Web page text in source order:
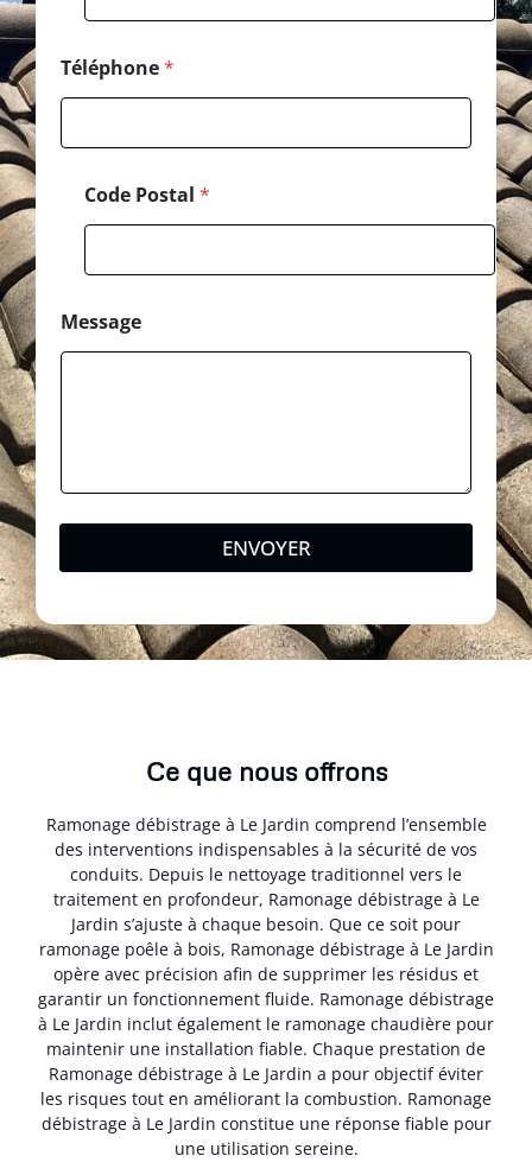
Téléphone*
Code Postal *
N
o
m
Message
ENVOYER
Ce que nous offrons
Ramonage débistrage à Le Jardin comprend l’ensemble
des interventions indispensables à la sécurité de vos
conduits. Depuis le nettoyage traditionnel vers le
traitement en profondeur, Ramonage débistrage à Le
Jardin s’ajuste à chaque besoin. Que ce soit pour
ramonage poêle à bois, Ramonage débistrage à Le Jardin
opère avec précision afin de supprimer les résidus et
garantir un fonctionnement fluide. Ramonage débistrage
à Le Jardin inclut également le ramonage chaudière pour
maintenir une installation fiable. Chaque prestation de
Ramonage débistrage à Le Jardin a pour objectif éviter
les risques tout en améliorant la combustion. Ramonage
débistrage à Le Jardin constitue une réponse fiable pour
une utilisation sereine.